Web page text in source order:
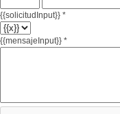
{{solicitudInput}} *
{{mensajeInput}} *